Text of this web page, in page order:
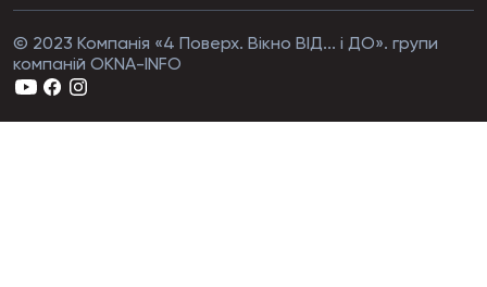
© 2023 Компанія «4 Поверх. Вікно ВІД... і ДО». групи
компаній OKNA-INFO